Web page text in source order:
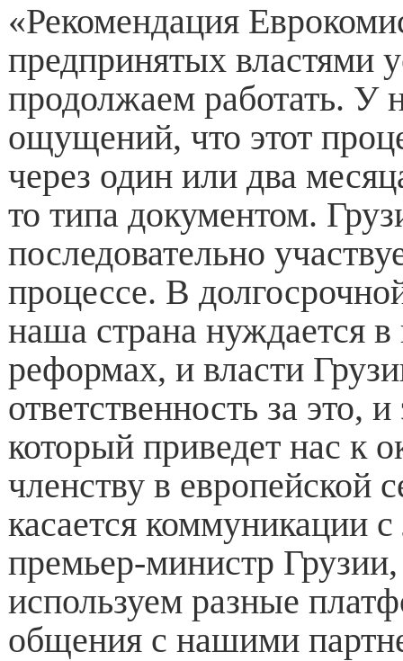
«Рекомендация
предпринятых властями
продолжаем работать. У
ощущений, что этот
через один или два
то типа документом.
последовательно
процессе. В
наша страна нуждается
реформах, и власти
ответственность за это,
который приведет нас к
членству в европейской
касается коммуникации
премьер-министр
используем разные
общения с нашими